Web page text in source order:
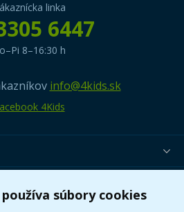
súbory cookies
linka
6447
8–16:30 h
info@4kids.sk
4Kids